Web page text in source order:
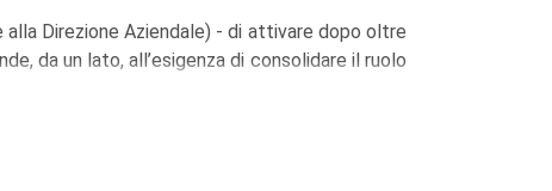
alla Direzione Aziendale) - di attivare dopo oltre
da un lato, all’esigenza di consolidare il ruolo
contesto di competizione globale di elevata
manageriali.
sviluppare e approfondire temi rilevanti di